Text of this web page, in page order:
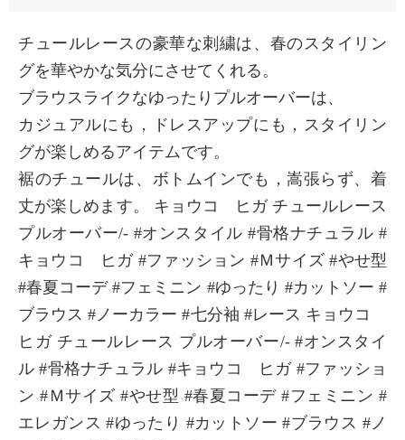
チュールレースの豪華な刺繍は、春のスタイリン
グを華やかな気分にさせてくれる。
ブラウスライクなゆったりプルオーバーは、
カジュアルにも，ドレスアップにも，スタイリン
グが楽しめるアイテムです。
裾のチュールは、ボトムインでも，嵩張らず、着
丈が楽しめます。 キョウコ ヒガ チュールレース
プルオーバー/- #オンスタイル #骨格ナチュラル #
キョウコ ヒガ #ファッション #Ｍサイズ #やせ型
#春夏コーデ #フェミニン #ゆったり #カットソー #
ブラウス #ノーカラー #七分袖 #レース キョウコ
ヒガ チュールレース プルオーバー/- #オンスタイ
ル #骨格ナチュラル #キョウコ ヒガ #ファッショ
ン #Ｍサイズ #やせ型 #春夏コーデ #フェミニン #
エレガンス #ゆったり #カットソー #ブラウス #ノ